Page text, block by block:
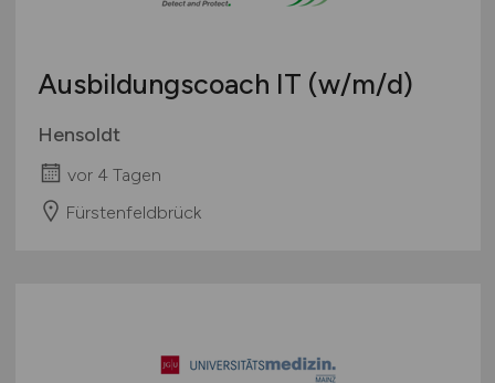
Ausbildungscoach IT (w/m/d)
Hensoldt
vor 4 Tagen
Fürstenfeldbrück